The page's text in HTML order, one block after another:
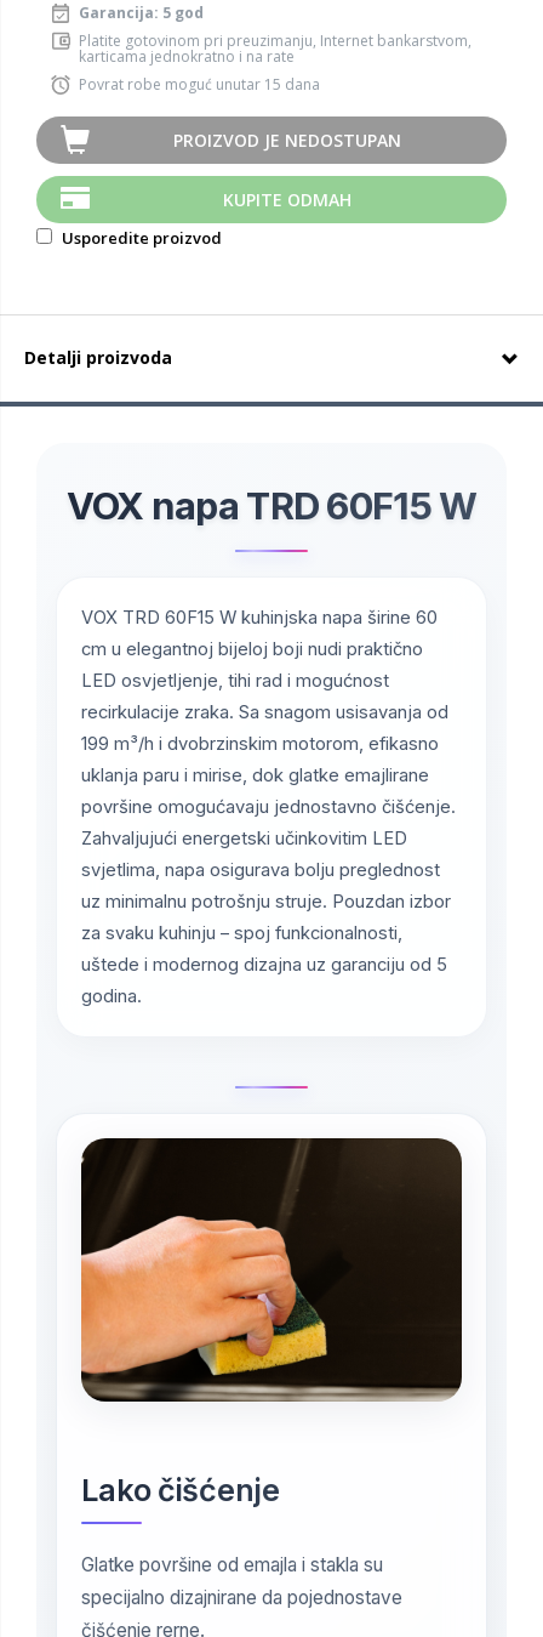
Garancija: 5 god
Platite gotovinom pri preuzimanju, Internet bankarstvom,
karticama jednokratno i na rate
Povrat robe moguć unutar 15 dana
PROIZVOD JE NEDOSTUPAN
KUPITE ODMAH
Usporedite proizvod
Detalji proizvoda
VOX napa TRD 60F15 W
VOX TRD 60F15 W kuhinjska napa širine 60
cm u elegantnoj bijeloj boji nudi praktično
LED osvjetljenje, tihi rad i mogućnost
recirkulacije zraka. Sa snagom usisavanja od
199 m³/h i dvobrzinskim motorom, efikasno
uklanja paru i mirise, dok glatke emajlirane
površine omogućavaju jednostavno čišćenje.
Zahvaljujući energetski učinkovitim LED
svjetlima, napa osigurava bolju preglednost
uz minimalnu potrošnju struje. Pouzdan izbor
za svaku kuhinju – spoj funkcionalnosti,
uštede i modernog dizajna uz garanciju od 5
godina.
Lako čišćenje
Glatke površine od emajla i stakla su
specijalno dizajnirane da pojednostave
čišćenje rerne.